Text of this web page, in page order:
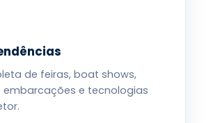
de feiras, boat shows,
e tecnologias